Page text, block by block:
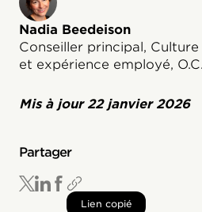
Nadia Beedeison
Conseiller principal,
et expérience employé,
Mis à jour 22 janvier 2026
Partager
Lien copié